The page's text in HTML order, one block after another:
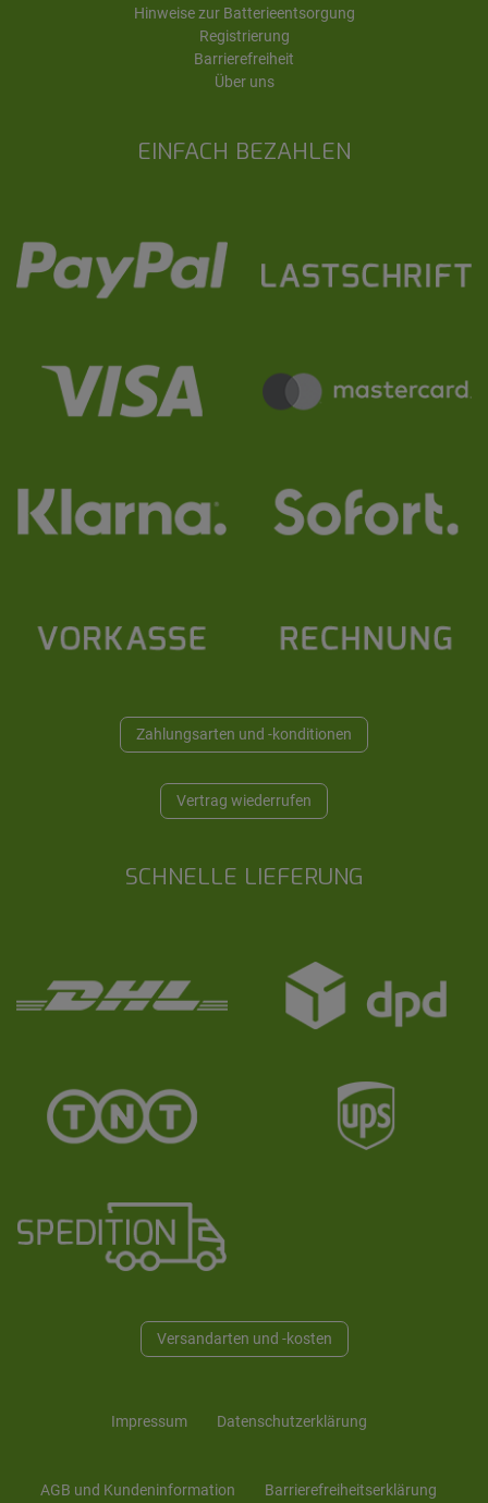
EINFACH BEZAHLEN
Zahlungsarten und -konditionen
Vertrag wiederrufen
SCHNELLE LIEFERUNG
Versandarten und -kosten
Hinweise zur Batterieentsorgung
Registrierung
Barrierefreiheit
Über uns
Impressum Daten­schutz­erklärung
AGB und Kunden­information Barrierefreiheitserklärung